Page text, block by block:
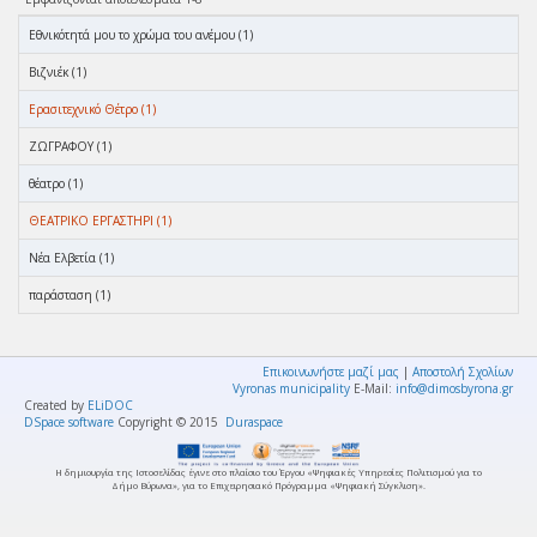
Eθνικότητά μου το χρώμα του ανέμου (1)
Βιζνιέκ (1)
Ερασιτεχνικό Θέτρο (1)
ΖΩΓΡΑΦΟΥ (1)
θέατρο (1)
ΘΕΑΤΡΙΚΟ ΕΡΓΑΣΤΗΡΙ (1)
Νέα Ελβετία (1)
παράσταση (1)
Επικοινωνήστε μαζί μας | Αποστολή Σχολίων
Vyronas municipality E-Mail: info@dimosbyrona.gr
Created by ELiDOC
DSpace software Copyright © 2015 Duraspace
Η δημιουργία της Ιστοσελίδας έγινε στο πλαίσιο του Έργου «Ψηφιακές Υπηρεσίες Πολιτισμού για το
Δήμο Βύρωνα», για το Επιχειρησιακό Πρόγραμμα «Ψηφιακή Σύγκλιση».